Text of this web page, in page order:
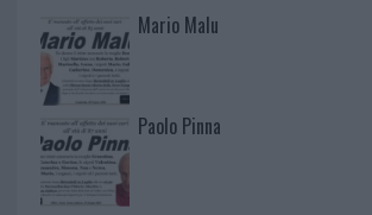
Mario Malu
Paolo Pinna